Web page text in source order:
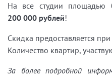
На все студии площадью
200 000 рублей!
Скидка предоставляется
Количество квартир,
За более подробной